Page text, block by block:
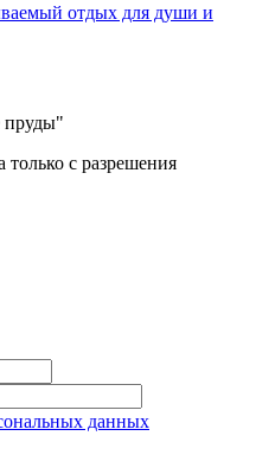
отдых для души и
пруды"
только с разрешения
данных